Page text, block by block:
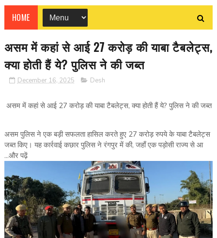
HOME
असम में कहां से आई 27 करोड़ की याबा टैबलेट्स,
क्या होती हैं ये? पुलिस ने की जब्त
December 16, 2025 Desh
असम में कहां से आई 27 करोड़ की याबा टैबलेट्स, क्या होती हैं ये? पुलिस ने की जब्त
असम पुलिस ने एक बड़ी सफलता हासिल करते हुए 27 करोड़ रुपये के याबा टैबलेट्स
जब्त किए। यह कार्रवाई कछार पुलिस ने रंगपुर में की, जहाँ एक पड़ोसी राज्य से आ
...और पढ़ें